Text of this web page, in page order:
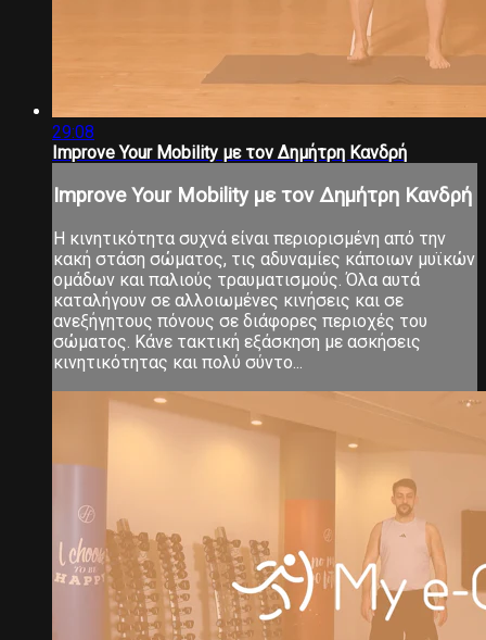
29:08
Improve Your Mobility με τον Δημήτρη Κανδρή
Improve Your Mobility με τον Δημήτρη Κανδρή
Η κινητικότητα συχνά είναι περιορισμένη από την
κακή στάση σώματος, τις αδυναμίες κάποιων μυϊκών
ομάδων και παλιούς τραυματισμούς. Όλα αυτά
καταλήγουν σε αλλοιωμένες κινήσεις και σε
ανεξήγητους πόνους σε διάφορες περιοχές του
σώματος. Κάνε τακτική εξάσκηση με ασκήσεις
κινητικότητας και πολύ σύντο...